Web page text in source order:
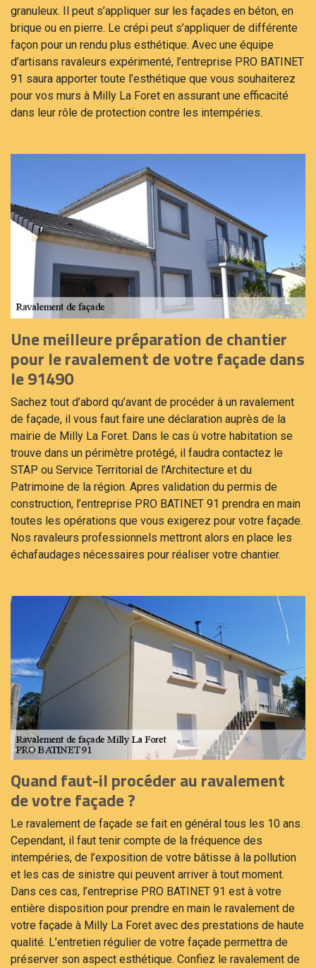
granuleux. Il peut s’appliquer sur les façades en béton, en
brique ou en pierre. Le crépi peut s’appliquer de différente
façon pour un rendu plus esthétique. Avec une équipe
d’artisans ravaleurs expérimenté, l’entreprise PRO BATINET
91 saura apporter toute l’esthétique que vous souhaiterez
pour vos murs à Milly La Foret en assurant une efficacité
dans leur rôle de protection contre les intempéries.
Une meilleure préparation de chantier
pour le ravalement de votre façade dans
le 91490
Sachez tout d’abord qu’avant de procéder à un ravalement
de façade, il vous faut faire une déclaration auprès de la
mairie de Milly La Foret. Dans le cas ù votre habitation se
trouve dans un périmètre protégé, il faudra contactez le
STAP ou Service Territorial de l’Architecture et du
Patrimoine de la région. Apres validation du permis de
construction, l’entreprise PRO BATINET 91 prendra en main
toutes les opérations que vous exigerez pour votre façade.
Nos ravaleurs professionnels mettront alors en place les
échafaudages nécessaires pour réaliser votre chantier.
Quand faut-il procéder au ravalement
de votre façade ?
Le ravalement de façade se fait en général tous les 10 ans.
Cependant, il faut tenir compte de la fréquence des
intempéries, de l’exposition de votre bâtisse à la pollution
et les cas de sinistre qui peuvent arriver à tout moment.
Dans ces cas, l’entreprise PRO BATINET 91 est à votre
entière disposition pour prendre en main le ravalement de
votre façade à Milly La Foret avec des prestations de haute
qualité. L’entretien régulier de votre façade permettra de
préserver son aspect esthétique. Confiez le ravalement de